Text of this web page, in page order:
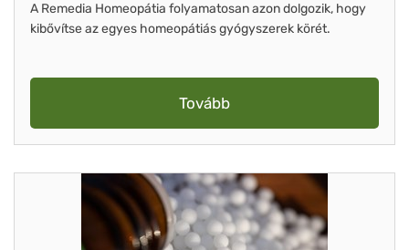
A Remedia Homeopátia folyamatosan azon dolgozik, hogy
kibővítse az egyes homeopátiás gyógyszerek körét.
Tovább